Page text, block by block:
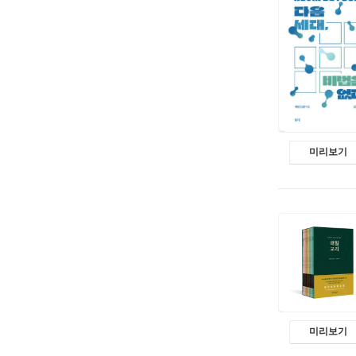
미리보기
미리보기